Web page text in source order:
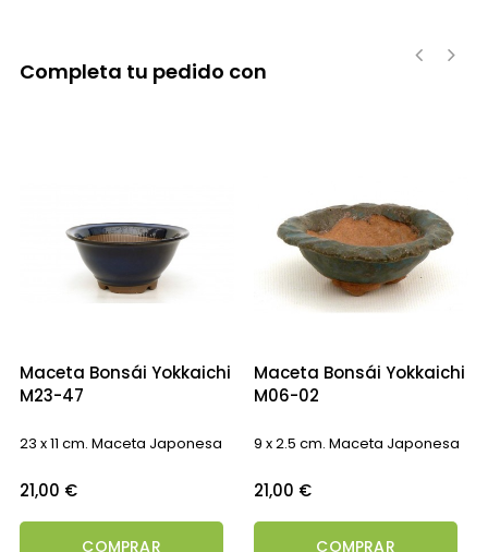
Completa tu pedido con
Maceta Bonsái Yokkaichi
M23-47
23 x 11 cm. Maceta Japonesa
Precio
21,00 €
COMPRAR
Maceta Bonsái Yokkaichi
M06-02
9 x 2.5 cm. Maceta Japonesa
Precio
21,00 €
COMPRAR